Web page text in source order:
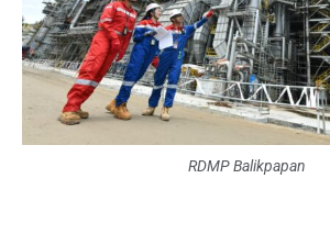
RDMP Balikpapan